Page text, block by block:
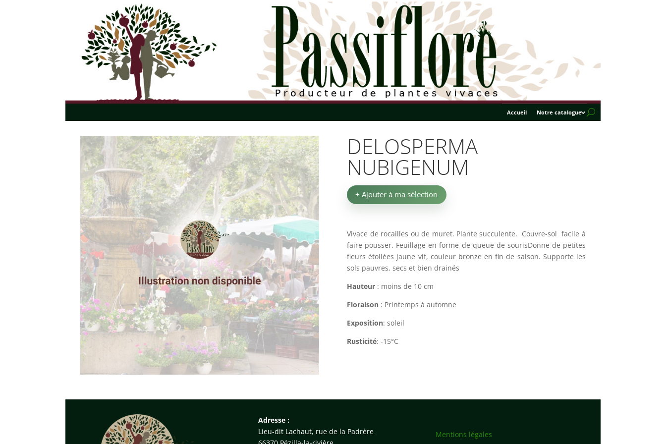
Accueil Notre catalogue
DELOSPERMA
NUBIGENUM
+ Ajouter à ma sélection
Vivace de rocailles ou de muret. Plante succulente. Couvre-sol facile à
faire pousser. Feuillage en forme de queue de sourisDonne de petites
fleurs étoilées jaune vif, couleur bronze en fin de saison. Supporte les
sols pauvres, secs et bien drainés
Hauteur : moins de 10 cm
Floraison : Printemps à automne
Exposition: soleil
Rusticité: -15°C
Adresse :
Lieu-dit Lachaut, rue de la Padrère
Mentions légales